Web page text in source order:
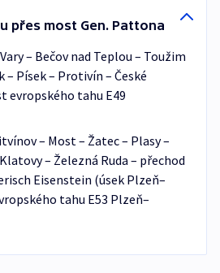
přes most Gen. Pattona
– Bečov nad Teplou – Toužim
– Písek – Protivín – České
evropského tahu E49
– Most – Žatec – Plasy –
– Železná Ruda – přechod
Eisenstein (úsek Plzeň–
tahu E53 Plzeň–